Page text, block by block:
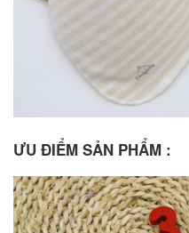
ƯU ĐIỂM SẢN PHẨM :